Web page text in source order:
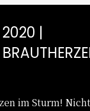
2020 |
im Sturm! Nicht